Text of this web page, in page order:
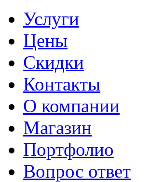
Услуги
Цены
Скидки
Контакты
О компании
Магазин
Портфолио
Вопрос ответ